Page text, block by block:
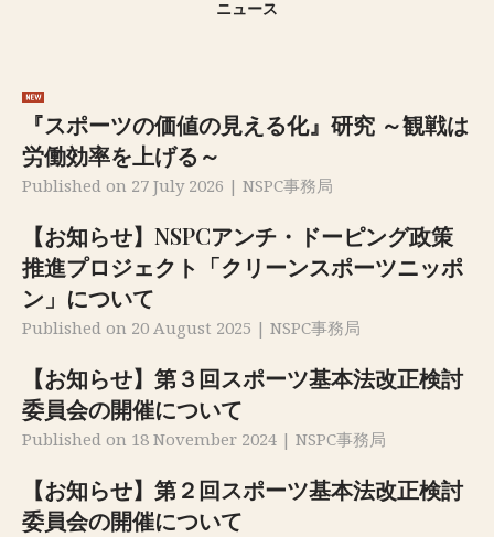
ニュース
『スポーツの価値の見える化』研究 ～観戦は
労働効率を上げる～
Published on 27 July 2026 | NSPC事務局
【お知らせ】NSPCアンチ・ドーピング政策
推進プロジェクト「クリーンスポーツニッポ
ン」について
Published on 20 August 2025 | NSPC事務局
【お知らせ】第３回スポーツ基本法改正検討
委員会の開催について
Published on 18 November 2024 | NSPC事務局
【お知らせ】第２回スポーツ基本法改正検討
委員会の開催について